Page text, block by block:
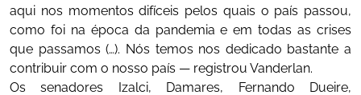
aqui nos momentos difíceis pelos quais o país passou,
como foi na época da pandemia e em todas as crises
que passamos (…). Nós temos nos dedicado bastante a
contribuir com o nosso país — registrou Vanderlan.
Os senadores Izalci, Damares, Fernando Dueire,